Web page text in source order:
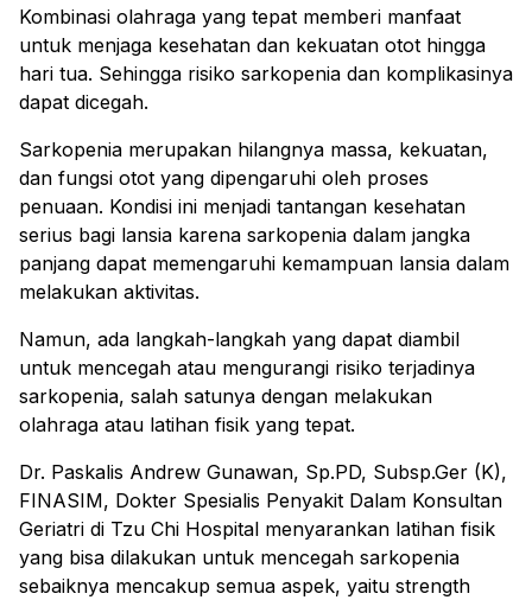
Kombinasi olahraga yang tepat memberi manfaat
untuk menjaga kesehatan dan kekuatan otot hingga
hari tua. Sehingga risiko sarkopenia dan komplikasinya
dapat dicegah.
Sarkopenia merupakan hilangnya massa, kekuatan,
dan fungsi otot yang dipengaruhi oleh proses
penuaan. Kondisi ini menjadi tantangan kesehatan
serius bagi lansia karena sarkopenia dalam jangka
panjang dapat memengaruhi kemampuan lansia dalam
melakukan aktivitas.
Namun, ada langkah-langkah yang dapat diambil
untuk mencegah atau mengurangi risiko terjadinya
sarkopenia, salah satunya dengan melakukan
olahraga atau latihan fisik yang tepat.
Dr. Paskalis Andrew Gunawan, Sp.PD, Subsp.Ger (K),
FINASIM, Dokter Spesialis Penyakit Dalam Konsultan
Geriatri di Tzu Chi Hospital menyarankan latihan fisik
yang bisa dilakukan untuk mencegah sarkopenia
sebaiknya mencakup semua aspek, yaitu strength